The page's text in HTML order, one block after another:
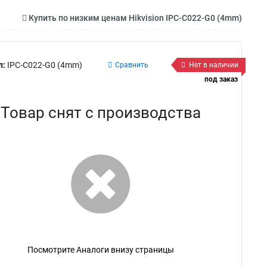
Купить по низким ценам Hikvision IPC-C022-G0 (4mm)
IPC-C022-G0 (4mm) Сравнить
Нет в наличии
под заказ
Товар снят с производства
Посмотрите Аналоги внизу страницы